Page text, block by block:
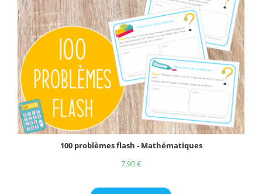
100 problèmes flash - Mathématiques
7,90€